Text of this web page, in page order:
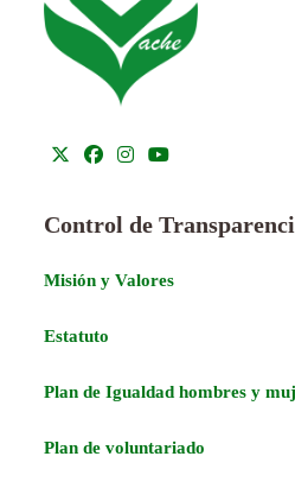
Control de
Misión y Valores
Estatuto
Plan de Igualdad hombres y
Plan de voluntariado